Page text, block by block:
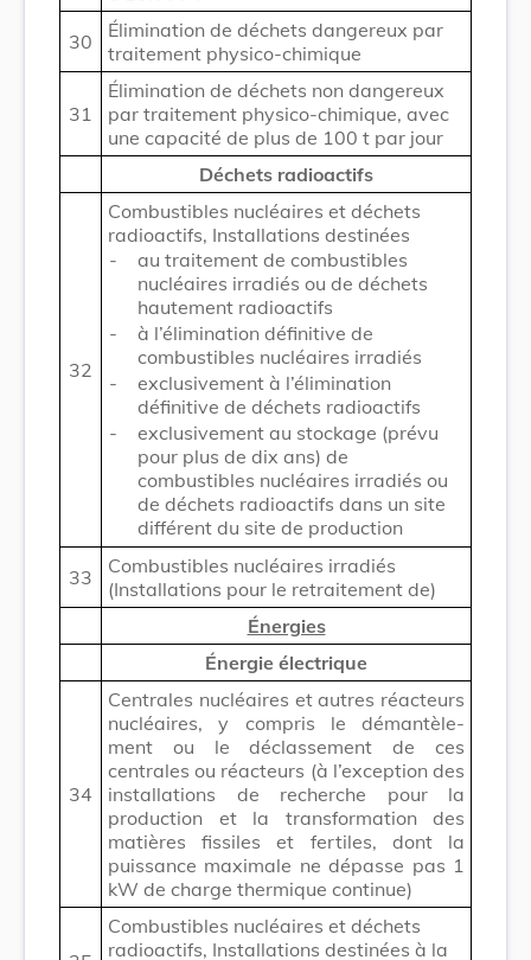
30
Élimination de déchets dangereux par
traitement physico-chimique
31
Élimination de déchets non dangereux
par traitement physico-chimique, avec
une capacité de plus de 100 t par jour
Déchets radioactifs
32
Combustibles nucléaires et déchets
radioactifs, Installations destinées
-
au traitement de combustibles
nucléaires irradiés ou de déchets
hautement radioactifs
-
à l’élimination définitive de
combustibles nucléaires irradiés
-
exclusivement à l’élimination
définitive de déchets radioactifs
-
exclusivement au stockage (prévu
pour plus de dix ans) de
combustibles nucléaires irradiés ou
de déchets radioactifs dans un site
différent du site de production
33
Combustibles nucléaires irradiés
(Installations pour le retraitement de)
Énergies
Énergie électrique
34
Centrales nucléaires et autres réacteurs
nucléaires, y compris le démantèle-
ment ou le déclassement de ces
centrales ou réacteurs (à l’exception des
installations de recherche pour la
production et la transformation des
matières fissiles et fertiles, dont la
puissance maximale ne dépasse pas 1
kW de charge thermique continue)
Combustibles nucléaires et déchets
radioactifs, Installations destinées à la